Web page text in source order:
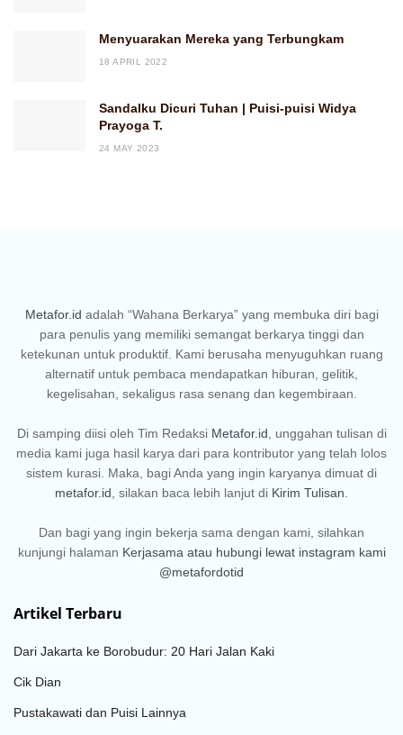
Menyuarakan Mereka yang Terbungkam
18 APRIL 2022
Sandalku Dicuri Tuhan | Puisi-puisi Widya
Prayoga T.
24 MAY 2023
Metafor.id adalah “Wahana Berkarya” yang membuka diri bagi
para penulis yang memiliki semangat berkarya tinggi dan
ketekunan untuk produktif. Kami berusaha menyuguhkan ruang
alternatif untuk pembaca mendapatkan hiburan, gelitik,
kegelisahan, sekaligus rasa senang dan kegembiraan.
Di samping diisi oleh Tim Redaksi Metafor.id , unggahan tulisan di
media kami juga hasil karya dari para kontributor yang telah lolos
sistem kurasi. Maka, bagi Anda yang ingin karyanya dimuat di
metafor.id , silakan baca lebih lanjut di Kirim Tulisan
Dan bagi yang ingin bekerja sama dengan kami, silahkan
kunjungi halaman Kerjasama atau hubungi lewat instagram kami
@metafordotid
Artikel Terbaru
Dari Jakarta ke Borobudur: 20 Hari Jalan Kaki
Cik Dian
Pustakawati dan Puisi Lainnya